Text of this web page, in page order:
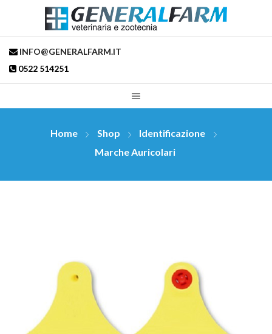
INFO@GENERALFARM.IT
0522 514251
Home Shop
Identificazione
Marche Auricolari